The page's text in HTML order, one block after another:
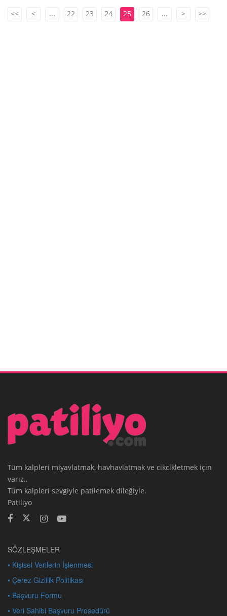
<< < ... 22 23 24 25 26 ... > >>
Tüm kalpleri miyavlatmak, havhavlatmak ve cikcikletmek için
varız..
Tüm kalpleri sevgiyle patilemek dileğiyle.
Patiliyo
SÖZLEŞMELER
• Kişisel Verilerin İşlenmesi
• Çerez Gizlilik Politikası
• Başvuru Formu
• Veri Sahibi Başvuru Prosedürü